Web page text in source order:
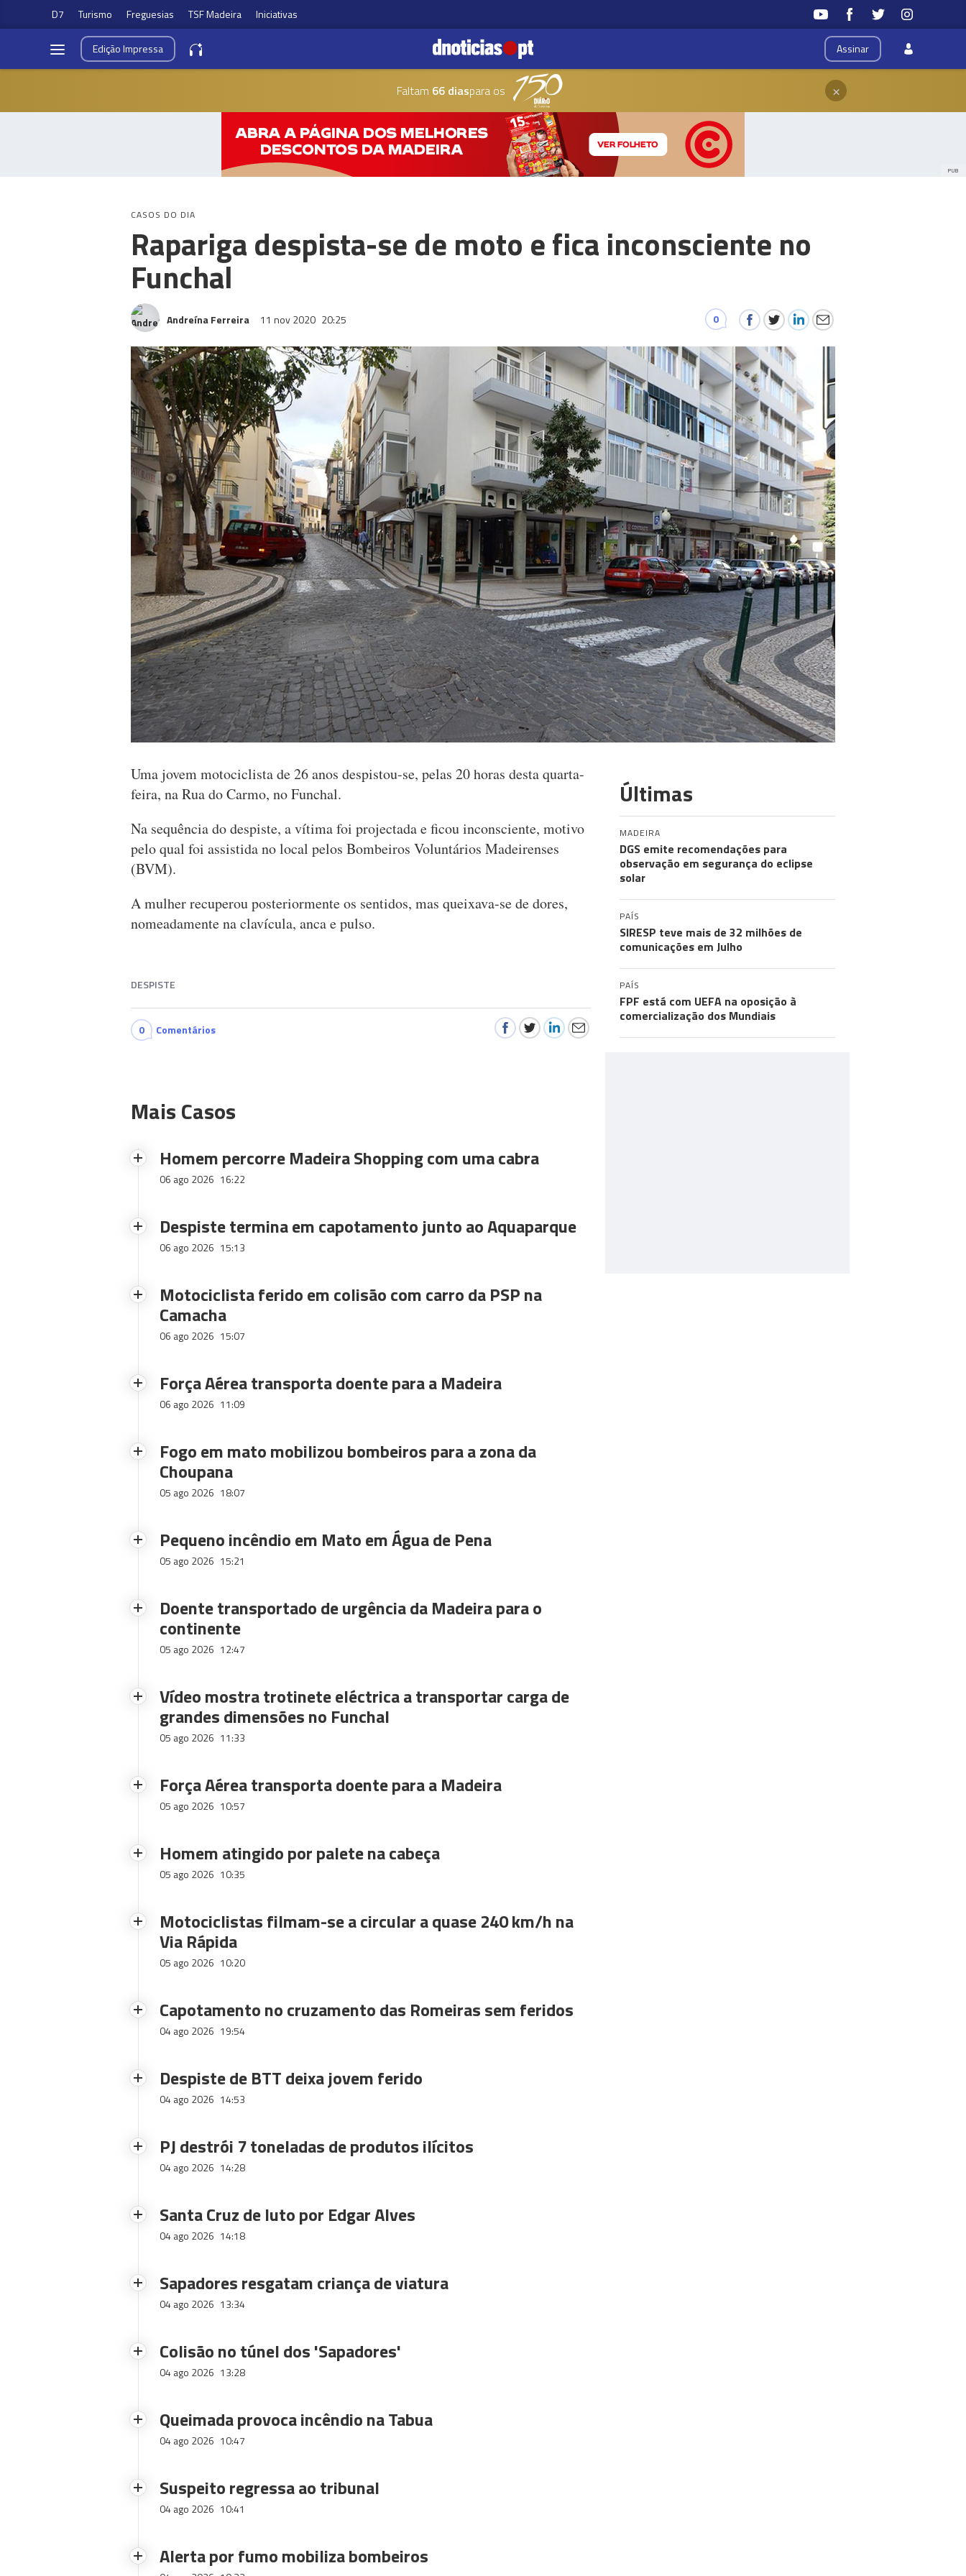
D7 Turismo Freguesias TSF Madeira Iniciativas
Assinar
EdiçãoImpressa
Faltam 66 diaspara os ×
PUB
CASOS DO DIA
Rapariga despista-se de moto e fica inconsciente no
Funchal
Andreína Ferreira 11 nov 2020 20:25 0
Uma jovem motociclista de 26 anos despistou-se, pelas 20 horas desta quarta-
feira, na Rua do Carmo, no Funchal.
Na sequência do despiste, a vítima foi projectada e ficou inconsciente, motivo
pelo qual foi assistida no local pelos Bombeiros Voluntários Madeirenses
(BVM).
A mulher recuperou posteriormente os sentidos, mas queixava-se de dores,
nomeadamente na clavícula, anca e pulso.
DESPISTE
0 Comentários
Mais Casos
Homem percorre Madeira Shopping com uma cabra
06 ago 2026 16:22
Despiste termina em capotamento junto ao Aquaparque
06 ago 2026 15:13
Motociclista ferido em colisão com carro da PSP na
Camacha
06 ago 2026 15:07
Força Aérea transporta doente para a Madeira
06 ago 2026 11:09
Fogo em mato mobilizou bombeiros para a zona da
Choupana
05 ago 2026 18:07
Pequeno incêndio em Mato em Água de Pena
05 ago 2026 15:21
Doente transportado de urgência da Madeira para o
continente
05 ago 2026 12:47
Vídeo mostra trotinete eléctrica a transportar carga de
grandes dimensões no Funchal
05 ago 2026 11:33
Força Aérea transporta doente para a Madeira
05 ago 2026 10:57
Homem atingido por palete na cabeça
05 ago 2026 10:35
Motociclistas filmam-se a circular a quase 240 km/h na
Via Rápida
05 ago 2026 10:20
Capotamento no cruzamento das Romeiras sem feridos
04 ago 2026 19:54
Despiste de BTT deixa jovem ferido
04 ago 2026 14:53
PJ destrói 7 toneladas de produtos ilícitos
04 ago 2026 14:28
Santa Cruz de luto por Edgar Alves
04 ago 2026 14:18
Sapadores resgatam criança de viatura
04 ago 2026 13:34
Colisão no túnel dos 'Sapadores'
04 ago 2026 13:28
Queimada provoca incêndio na Tabua
04 ago 2026 10:47
Suspeito regressa ao tribunal
04 ago 2026 10:41
Alerta por fumo mobiliza bombeiros
Últimas
MADEIRA
DGS emite recomendações para
observação em segurança do eclipse
solar
PAÍS
SIRESP teve mais de 32 milhões de
comunicações em Julho
PAÍS
FPF está com UEFA na oposição à
comercialização dos Mundiais